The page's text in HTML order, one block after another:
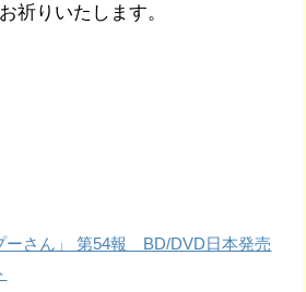
祈りいたします。
ーさん」 第54報 BD/DVD日本発売